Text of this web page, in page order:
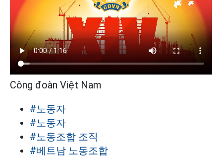
Công đoàn Việt Nam
#노동자
#노동자
#노동조합 조직
#베트남 노동조합